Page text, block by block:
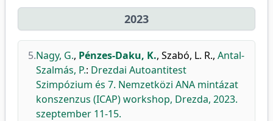
2023
5.Nagy, G., Pénzes-Daku, K., Szabó, L. R., Antal-
Szalmás, P.: Drezdai Autoantitest
Szimpózium és 7. Nemzetközi ANA mintázat
konszenzus (ICAP) workshop, Drezda, 2023.
szeptember 11-15.